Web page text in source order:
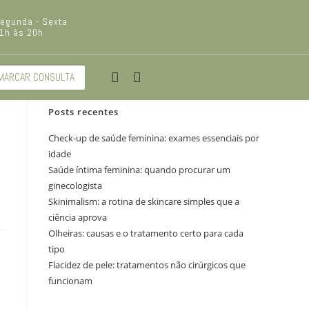
- Sexta
às 20h
CONSULTA
Posts recentes
Check-up de saúde feminina: exames essenciais por
idade
Saúde íntima feminina: quando procurar um
ginecologista
Skinimalism: a rotina de skincare simples que a
ciência aprova
Olheiras: causas e o tratamento certo para cada
tipo
Flacidez de pele: tratamentos não cirúrgicos que
funcionam